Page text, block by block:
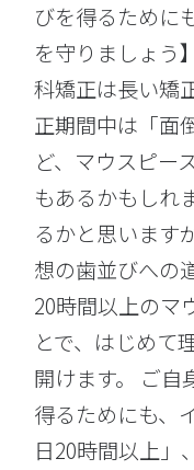
びを得るために
を守りましょう
科矯正は長い矯
正期間中は「面
ど、マウスピー
もあるかもしれ
るかと思います
想の歯並びへの
20時間以上のマ
とで、はじめて
開けます。 ご自
得るためにも、
日20時間以上」